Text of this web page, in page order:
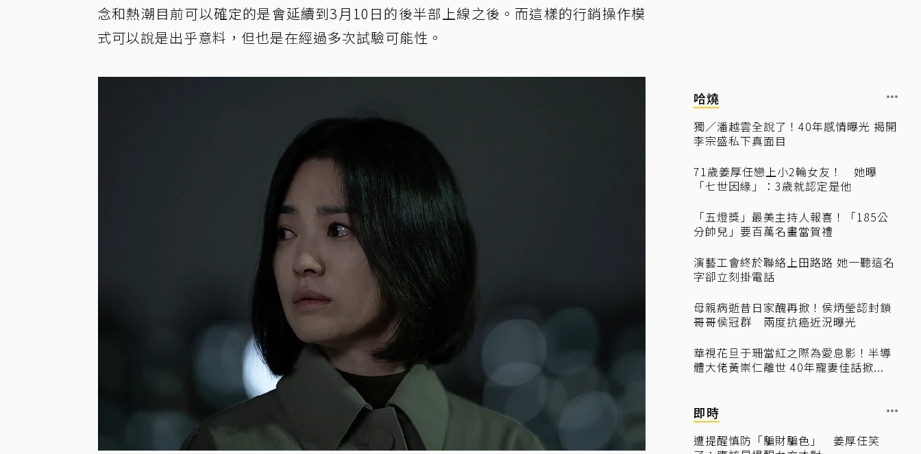
念和熱潮目前可以確定的是會延續到3月10日的後半部上線之後。而這樣的行銷操作模
式可以說是出乎意料，但也是在經過多次試驗可能性。
哈燒
獨／潘越雲全說了！40年感情曝光 揭開
李宗盛私下真面目
71歲姜厚任戀上小2輪女友！ 她曝
「七世因緣」：3歲就認定是他
「五燈獎」最美主持人報喜！「185公
分帥兒」要百萬名畫當賀禮
演藝工會終於聯絡上田路路 她一聽這名
字卻立刻掛電話
母親病逝昔日家醜再掀！侯炳瑩認封鎖
哥哥侯冠群 兩度抗癌近況曝光
華視花旦于珊當紅之際為愛息影！半導
體大佬黃崇仁離世 40年寵妻佳話掀...
即時
遭提醒慎防「騙財騙色」 姜厚任笑